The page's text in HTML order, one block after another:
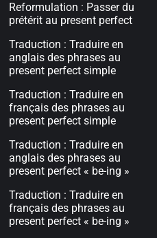
Reformulation : Passer du
prétérit au present perfect
Traduction : Traduire en
anglais des phrases au
present perfect simple
Traduction : Traduire en
français des phrases au
present perfect simple
Traduction : Traduire en
anglais des phrases au
present perfect « be-ing »
Traduction : Traduire en
français des phrases au
present perfect « be-ing »